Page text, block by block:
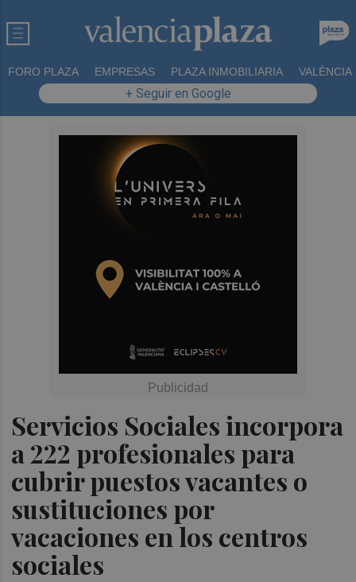
FORO PLAZA EMPRESAS PLAZA INMOBILIARIA VALÈNCIA
+ Seguir en Google
Servicios Sociales incorpora
a 222 profesionales para
cubrir puestos vacantes o
sustituciones por
vacaciones en los centros
sociales